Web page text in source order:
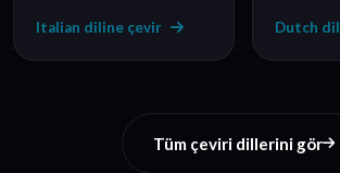
Italian diline çevir Dutch
Tüm çeviri dillerini gör